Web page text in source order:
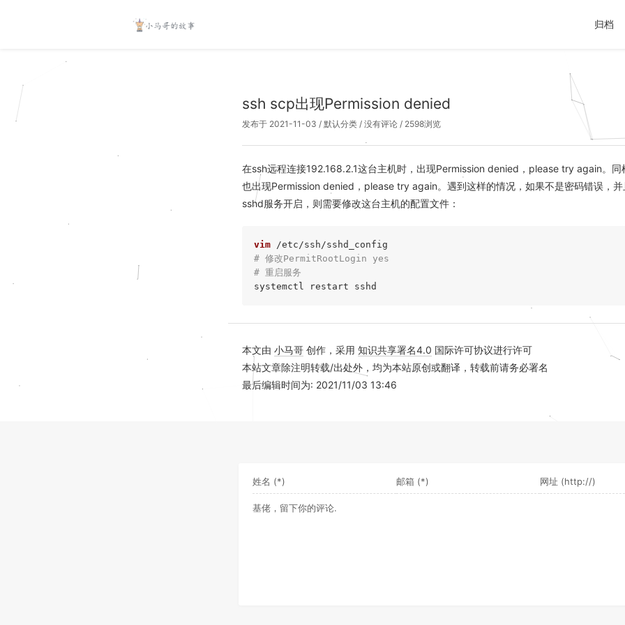
归档
ssh scp出现Permission denied
发布于 2021-11-03 / 默认分类 / 没有评论 / 2598浏览
在ssh远程连接192.168.2.1这台主机时，出现Permission denied，please try again。
也出现Permission denied，please try again。遇到这样的情况，如果不是密码错误，
sshd服务开启，则需要修改这台主机的配置文件：
vim
# 修改PermitRootLogin yes
# 重启服务
本文由 小马哥 创作，采用 知识共享署名4.0 国际许可协议进行许可
本站文章除注明转载/出处外，均为本站原创或翻译，转载前请务必署名
最后编辑时间为: 2021/11/03 13:46